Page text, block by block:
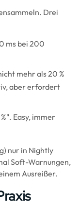
Drei
ms bei 200
mehr als 20 %
aber erfordert
Easy, immer
nur in Nightly
Soft-Warnungen,
Ausreißer.